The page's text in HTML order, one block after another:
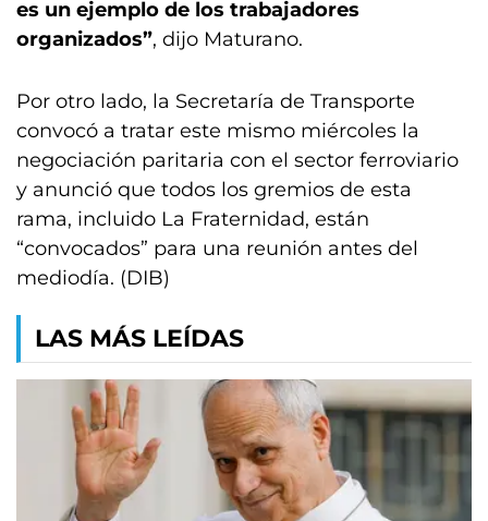
es un ejemplo de los trabajadores
organizados”, dijo Maturano.
Por otro lado, la Secretaría de Transporte
convocó a tratar este mismo miércoles la
negociación paritaria con el sector ferroviario
y anunció que todos los gremios de esta
rama, incluido La Fraternidad, están
“convocados” para una reunión antes del
mediodía. (DIB)
LAS MÁS LEÍDAS